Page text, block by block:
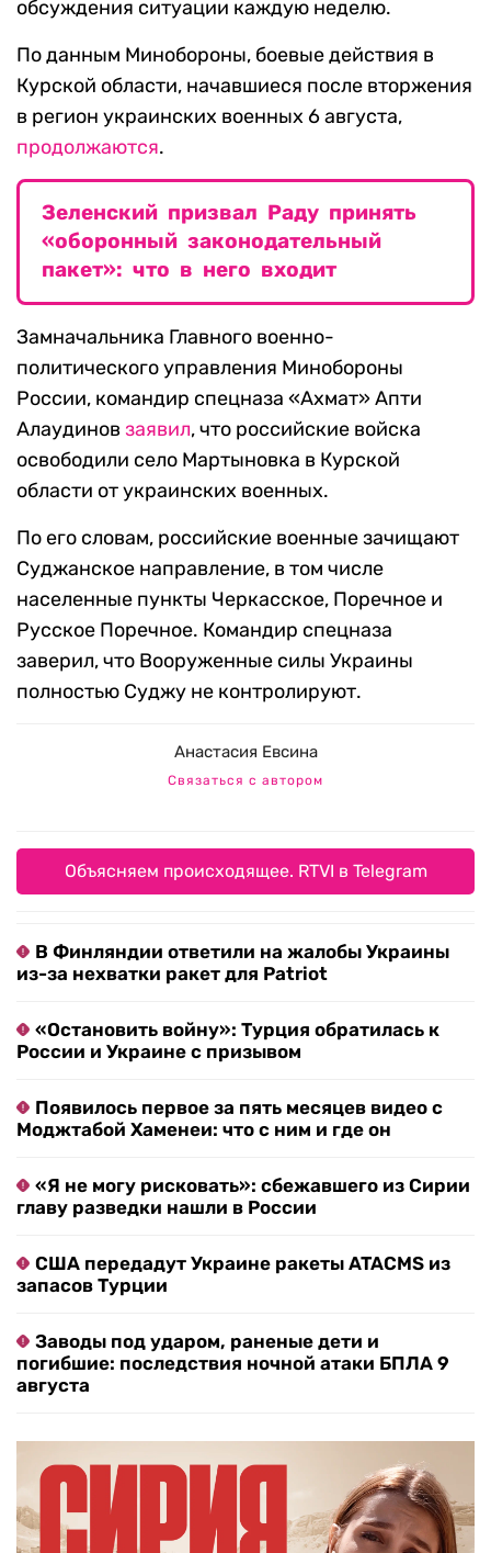
обсуждения ситуации каждую неделю.
По данным Минобороны, боевые действия в
Курской области, начавшиеся после вторжения
в регион украинских военных 6 августа,
продолжаются.
Зеленский призвал Раду принять
«оборонный законодательный
пакет»: что в него входит
Замначальника Главного военно-
политического управления Минобороны
России, командир спецназа «Ахмат» Апти
Алаудинов заявил, что российские войска
освободили село Мартыновка в Курской
области от украинских военных.
По его словам, российские военные зачищают
Суджанское направление, в том числе
населенные пункты Черкасское, Поречное и
Русское Поречное. Командир спецназа
заверил, что Вооруженные силы Украины
полностью Суджу не контролируют.
Анастасия Евсина
Связаться с автором
Объясняем происходящее. RTVI в Telegram
В Финляндии ответили на жалобы Украины
из-за нехватки ракет для Patriot
«Остановить войну»: Турция обратилась к
России и Украине с призывом
Появилось первое за пять месяцев видео с
Моджтабой Хаменеи: что с ним и где он
«Я не могу рисковать»: сбежавшего из Сирии
главу разведки нашли в России
США передадут Украине ракеты ATACMS из
запасов Турции
Заводы под ударом, раненые дети и
погибшие: последствия ночной атаки БПЛА 9
августа